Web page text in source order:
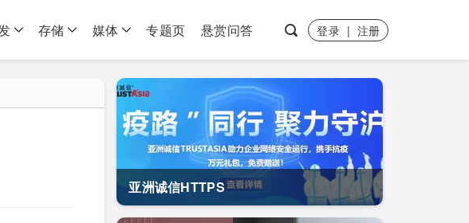
存储 媒体 专题页 悬赏问答 登录 | 注册
亚洲诚信HTTPS